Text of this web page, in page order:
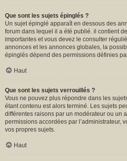
Que sont les sujets épinglés ?
Un sujet épinglé apparaît en dessous des
forum dans lequel il a été publié. il contient
importantes et vous devez le consulter
annonces et les annonces globales, la
épinglés dépend des permissions définies
Haut
Que sont les sujets verrouillés ?
Vous ne pouvez plus répondre dans les
étant contenu est alors terminé. Les sujets
différentes raisons par un modérateur ou un
permissions accordées par l’administrateur,
vos propres sujets.
Haut